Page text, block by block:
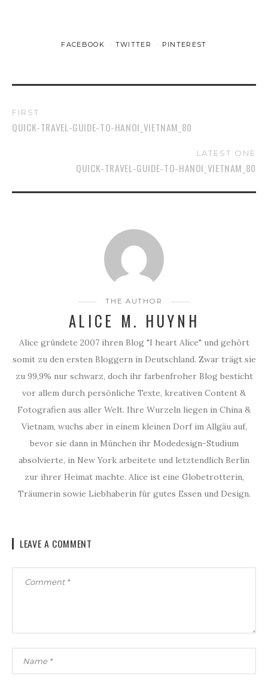
FACEBOOK TWITTER PINTEREST
FIRST
QUICK-TRAVEL-GUIDE-TO-HANOI_VIETNAM_80
LATEST ONE
QUICK-TRAVEL-GUIDE-TO-HANOI_VIETNAM_80
THE AUTHOR
ALICE M. HUYNH
Alice gründete 2007 ihren Blog "I heart Alice" und gehört
somit zu den ersten Bloggern in Deutschland. Zwar trägt sie
zu 99,9% nur schwarz, doch ihr farbenfroher Blog besticht
vor allem durch persönliche Texte, kreativen Content &
Fotografien aus aller Welt. Ihre Wurzeln liegen in China &
Vietnam, wuchs aber in einem kleinen Dorf im Allgäu auf,
bevor sie dann in München ihr Modedesign-Studium
absolvierte, in New York arbeitete und letztendlich Berlin
zur ihrer Heimat machte. Alice ist eine Globetrotterin,
Träumerin sowie Liebhaberin für gutes Essen und Design.
LEAVE A COMMENT